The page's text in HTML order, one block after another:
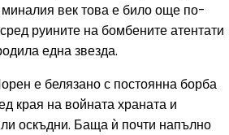
век това е било още по-
руините на бомбените атентати
една звезда.
е белязано с постоянна борба
края на войната храната и
оскъдни. Баща ѝ почти напълно